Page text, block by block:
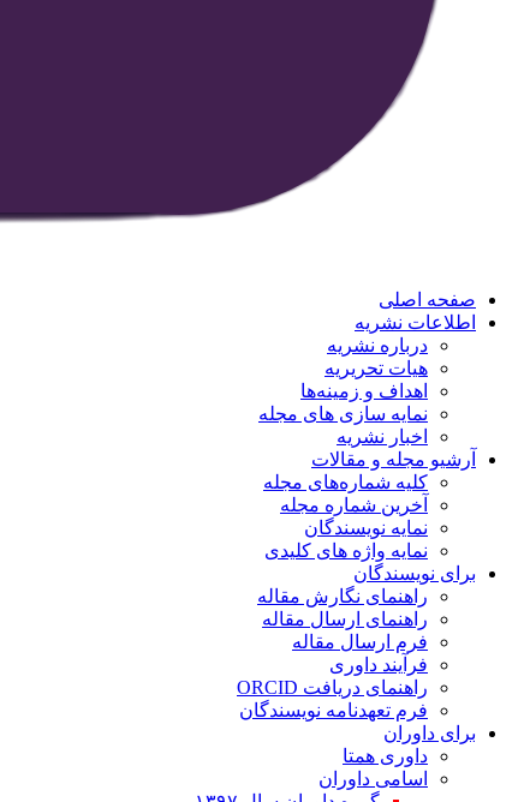
صفحه اصلی
اطلاعات نشریه
درباره نشریه
هیات تحریریه
اهداف و زمینه‌ها
نمایه سازی های مجله
اخبار نشریه
آرشیو مجله و مقالات
کلیه شماره‌های مجله
آخرین شماره مجله
نمایه نویسندگان
نمایه واژه های کلیدی
برای نویسندگان
راهنمای نگارش مقاله
راهنمای ارسال مقاله
فرم ارسال مقاله
فرآیند داوری
راهنمای دریافت ORCID
فرم تعهدنامه نویسندگان
برای داوران
داوری همتا
اسامی داوران